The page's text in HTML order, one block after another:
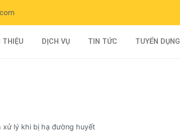
THIỆU DỊCH VỤ TIN TỨC TUYỂN DỤNG